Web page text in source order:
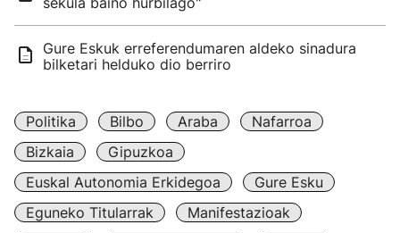
Gure Eskuk erreferendumaren aldeko sinadura
bilketari helduko dio berriro
Politika Bilbo Araba
Nafarroa
Bizkaia
Gipuzkoa
Euskal Autonomia Erkidegoa
Gure Esku
Eguneko Titularrak
Manifestazioak